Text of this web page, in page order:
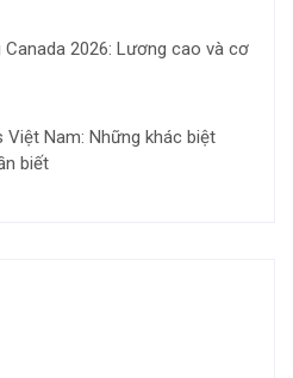
2026: Lương cao và cơ
Việt Nam: Những khác biệt
biết